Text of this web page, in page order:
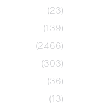
(23)
(139)
(2466)
(303)
(36)
(13)